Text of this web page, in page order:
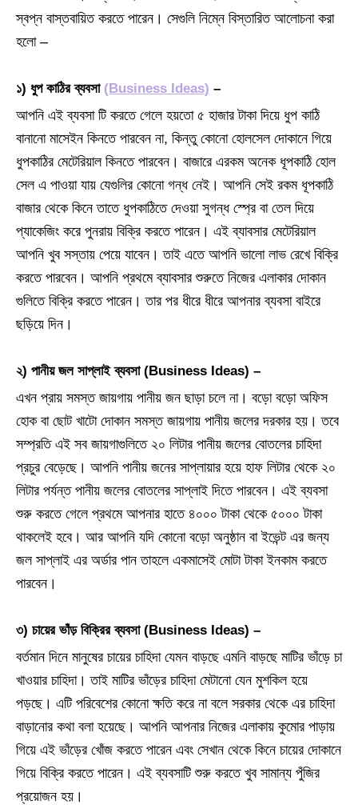
স্বপ্ন বাস্তবায়িত করতে পারেন। সেগুলি নিম্নে বিস্তারিত আলোচনা করা
হলো –
১) ধুপ কাঠির ব্যবসা (Business Ideas) –
আপনি এই ব্যবসা টি করতে গেলে হয়তো ৫ হাজার টাকা দিয়ে ধুপ কাঠি
বানানো মাসেইন কিনতে পারবেন না, কিন্তু কোনো হোলসেল দোকানে গিয়ে
ধুপকাঠির মেটেরিয়াল কিনতে পারবেন। বাজারে এরকম অনেক ধূপকাঠি হোল
সেল এ পাওয়া যায় যেগুলির কোনো গন্ধ নেই। আপনি সেই রকম ধূপকাঠি
বাজার থেকে কিনে তাতে ধুপকাঠিতে দেওয়া সুগন্ধ স্প্রে বা তেল দিয়ে
প্যাকেজিং করে পুনরায় বিক্রি করতে পারেন। এই ব্যাবসার মেটেরিয়াল
আপনি খুব সস্তায় পেয়ে যাবেন। তাই এতে আপনি ভালো লাভ রেখে বিক্রি
করতে পারবেন। আপনি প্রথমে ব্যাবসার শুরুতে নিজের এলাকার দোকান
গুলিতে বিক্রি করতে পারেন। তার পর ধীরে ধীরে আপনার ব্যবসা বাইরে
ছড়িয়ে দিন।
২) পানীয় জল সাপ্লাই ব্যবসা (Business Ideas) –
এখন প্রায় সমস্ত জায়গায় পানীয় জন ছাড়া চলে না। বড়ো বড়ো অফিস
হোক বা ছোট খাটো দোকান সমস্ত জায়গায় পানীয় জলের দরকার হয়। তবে
সম্প্রতি এই সব জায়গাগুলিতে ২০ লিটার পানীয় জলের বোতলের চাহিদা
প্রচুর বেড়েছে। আপনি পানীয় জনের সাপ্লায়ার হয়ে হাফ লিটার থেকে ২০
লিটার পর্যন্ত পানীয় জলের বোতলের সাপ্লাই দিতে পারবেন। এই ব্যবসা
শুরু করতে গেলে প্রথমে আপনার হাতে ৪০০০ টাকা থেকে ৫০০০ টাকা
থাকলেই হবে। আর আপনি যদি কোনো বড়ো অনুষ্ঠান বা ইভেন্ট এর জন্য
জল সাপ্লাই এর অর্ডার পান তাহলে একমাসেই মোটা টাকা ইনকাম করতে
পারবেন।
৩) চায়ের ভাঁড় বিক্রির ব্যবসা (Business Ideas) –
বর্তমান দিনে মানুষের চায়ের চাহিদা যেমন বাড়ছে এমনি বাড়ছে মাটির ভাঁড়ে চা
খাওয়ার চাহিদা। তাই মাটির ভাঁড়ের চাহিদা মেটানো যেন মুশকিল হয়ে
পড়ছে। এটি পরিবেশের কোনো ক্ষতি করে না বলে সরকার থেকে এর চাহিদা
বাড়ানোর কথা বলা হয়েছে। আপনি আপনার নিজের এলাকায় কুমোর পাড়ায়
গিয়ে এই ভাঁড়ের খোঁজ করতে পারেন এবং সেখান থেকে কিনে চায়ের দোকানে
গিয়ে বিক্রি করতে পারেন। এই ব্যবসাটি শুরু করতে খুব সামান্য পুঁজির
প্রয়োজন হয়।